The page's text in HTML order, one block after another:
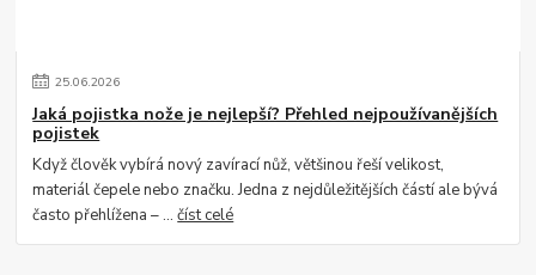
25.06.2026
Jaká pojistka nože je nejlepší? Přehled nejpoužívanějších
pojistek
Když člověk vybírá nový zavírací nůž, většinou řeší velikost,
materiál čepele nebo značku. Jedna z nejdůležitějších částí ale bývá
často přehlížena – ...číst celé